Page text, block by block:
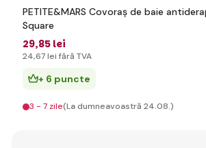
PETITE&MARS Covoraș de baie
Square
29,85 lei
24,67 lei fără TVA
+ 6 puncte
3 - 7 zile(La dumneavoastră 24.08.)